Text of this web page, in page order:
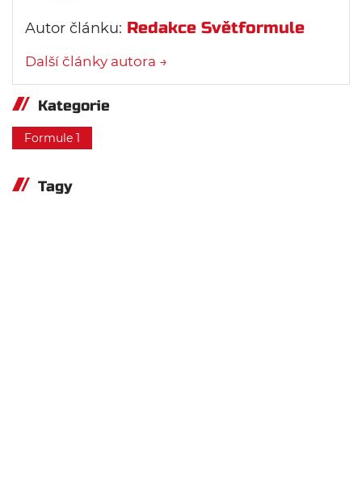
Autor článku: Redakce Světformule
Další články autora →
Kategorie
Formule 1
Tagy